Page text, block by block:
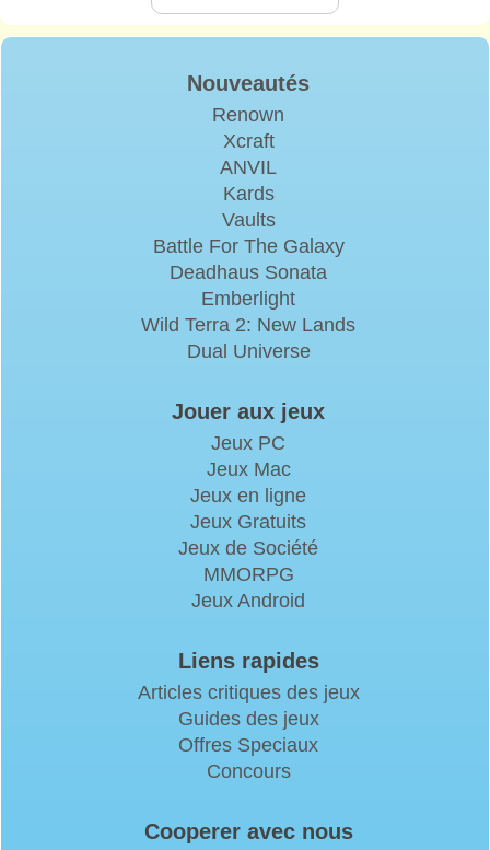
Nouveautés
Renown
Xcraft
ANVIL
Kards
Vaults
Battle For The Galaxy
Deadhaus Sonata
Emberlight
Wild Terra 2: New Lands
Dual Universe
Jouer aux jeux
Jeux PC
Jeux Mac
Jeux en ligne
Jeux Gratuits
Jeux de Société
MMORPG
Jeux Android
Liens rapides
Articles critiques des jeux
Guides des jeux
Offres Speciaux
Concours
Cooperer avec nous